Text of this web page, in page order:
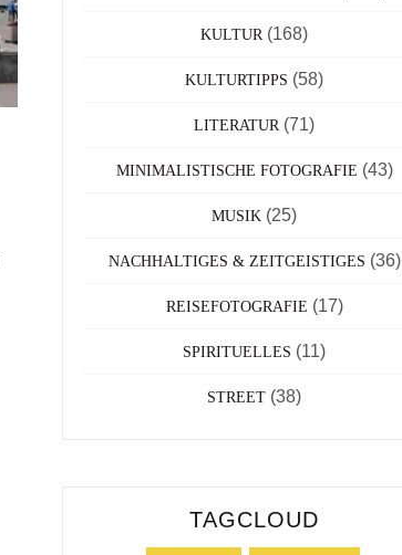
KULTUR (168)
KULTURTIPPS (58)
LITERATUR (71)
MINIMALISTISCHE FOTOGRAFIE (43)
MUSIK (25)
NACHHALTIGES & ZEITGEISTIGES (36)
REISEFOTOGRAFIE (17)
SPIRITUELLES (11)
STREET (38)
TAGCLOUD